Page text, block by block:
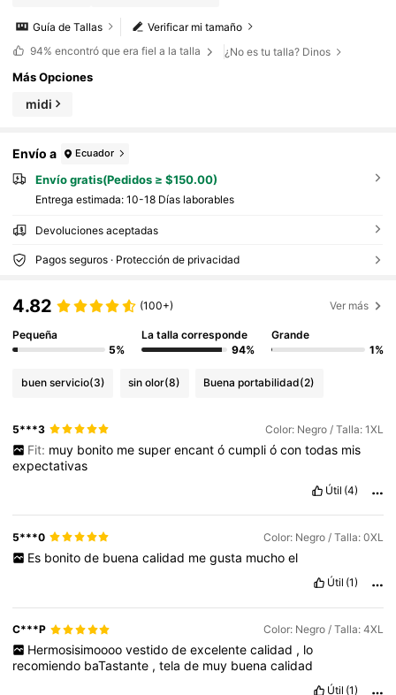
Verificar mi tamaño
Guía de Tallas
94% encontró que era fiel a la talla ¿No es tu talla? Dinos
Más Opciones
midi
Envío a Ecuador
Envío gratis(Pedidos ≥ $150.00)
Entrega estimada: 10-18 Días laborables
Devoluciones aceptadas
Pagos seguros · Protección de privacidad
4.82 (100+) Ver más
Pequeña
5%
La talla corresponde
94%
Grande
1%
buen servicio(3) sin olor(8) Buena portabilidad(2)
5***3 Color: Negro / Talla: 1XL
Fit: muy bonito me super encant ó cumpli ó con todas mis
expectativas
Útil (4)
5***0 Color: Negro / Talla: 0XL
Es bonito de buena calidad me gusta mucho el
Útil (1)
C***P Color: Negro / Talla: 4XL
Hermosisimoooo vestido de excelente calidad , lo
recomiendo baTastante ,telade muy buenacalidad
Útil (1)